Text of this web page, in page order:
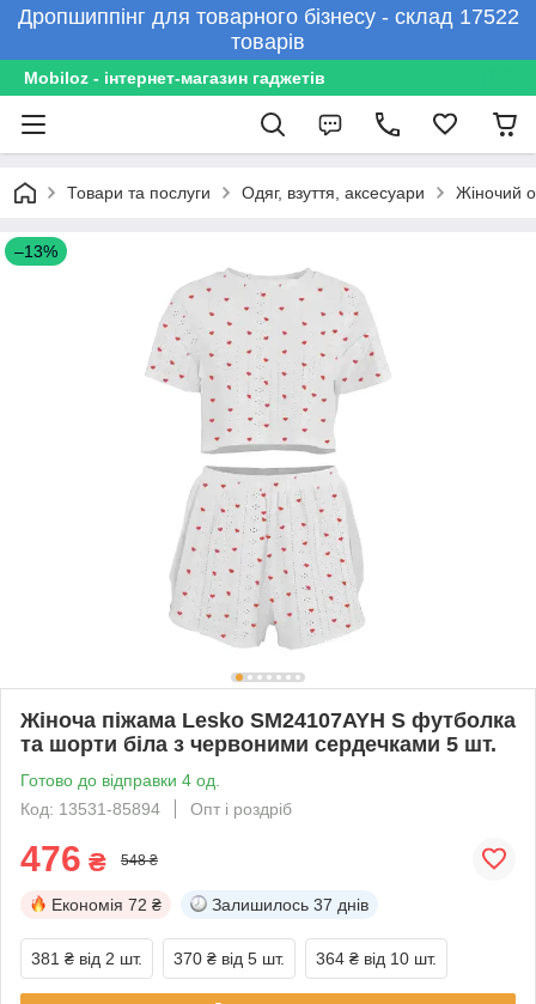
Дропшиппінг для товарного бізнесу - склад 17522
товарів
Mobiloz - інтернет-магазин гаджетів
Товари та послуги Одяг, взуття, аксесуари Жіночий
–13%
Жіноча піжама Lesko SM24107AYH S футболка
та шорти біла з червоними сердечками 5 шт.
Готово до відправки 4 од.
Код: 13531-85894
Опт і роздріб
476 ₴ 548 ₴
Економія 72 ₴ Залишилось 37 днів
381 ₴ від 2 шт. 370 ₴ від 5 шт. 364 ₴ від 10 шт.